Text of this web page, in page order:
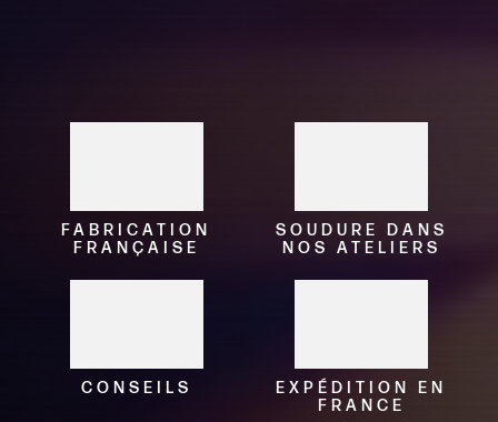
FABRICATION
FRANÇAISE
SOUDURE DANS
NOS ATELIERS
CONSEILS
EXPÉDITION EN
FRANCE